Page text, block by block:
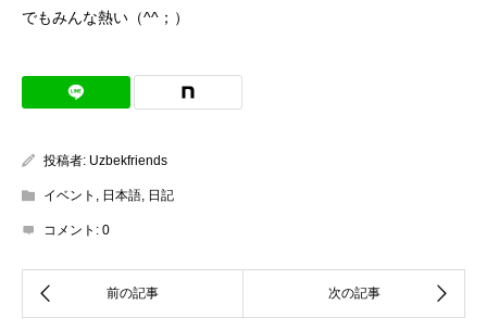
でもみんな熱い（^^；）
投稿者: Uzbekfriends
イベント 日本語 日記
コメント: 0